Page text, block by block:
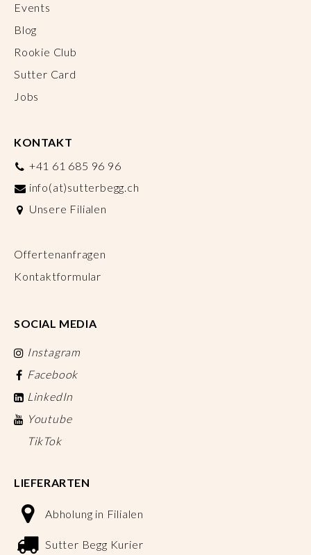
Events
Blog
Rookie Club
Sutter Card
Jobs
KONTAKT
+41 61 685 96 96
info(at)sutterbegg.ch
Unsere Filialen
Offertenanfragen
Kontaktformular
SOCIAL MEDIA
Instagram
Facebook
LinkedIn
Youtube
TikTok
LIEFERARTEN
Abholung in Filialen
Sutter Begg Kurier